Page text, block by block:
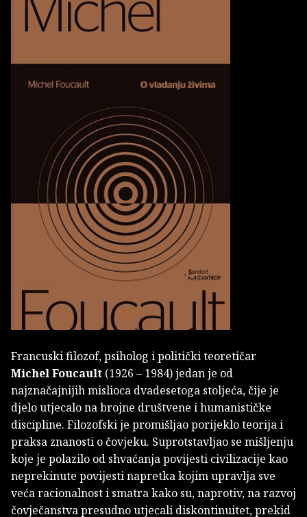
Francuski filozof, psiholog i politički teoretičar
Michel Foucault (1926 – 1984) jedan je od
najznačajnijih mislioca dvadesetoga stoljeća, čije je
djelo utjecalo na brojne društvene i humanističke
discipline. Filozofski je promišljao porijeklo teorija i
praksa znanosti o čovjeku. Suprotstavljao se mišljenju
koje je polazilo od shvaćanja povijesti civilizacije kao
neprekinute povijesti napretka kojim upravlja sve
veća racionalnost i smatra kako su, naprotiv, na razvoj
čovječanstva presudno utjecali diskontinuitet, prekid